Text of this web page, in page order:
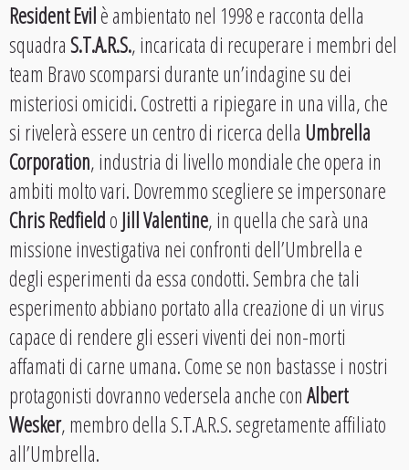
Resident Evilè ambientato nel 1998 e racconta della
squadraS.T.A.R.S., incaricata di recuperare i membri del
team Bravo scomparsi durante un’indagine su dei
misteriosi omicidi. Costretti a ripiegare in una villa, che
si rivelerà essere un centro di ricerca della Umbrella
Corporation, industria di livello mondiale che opera in
ambiti molto vari. Dovremmo scegliere se impersonare
Chris RedfieldoJill Valentine, in quella che sarà una
missione investigativa nei confronti dell’Umbrella e
degli esperimenti da essa condotti. Sembra che tali
esperimento abbiano portato alla creazione di un virus
capace di rendere gli esseri viventi dei non-morti
affamati di carne umana. Come se non bastasse i nostri
protagonisti dovranno vedersela anche conAlbert
Wesker, membro della S.T.A.R.S. segretamente affiliato
all’Umbrella.